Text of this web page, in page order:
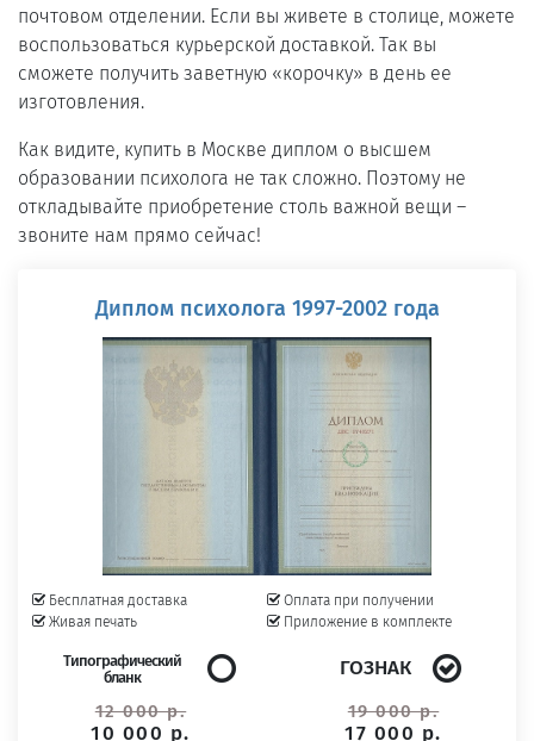
почтовом отделении. Если вы живете в столице, можете
воспользоваться курьерской доставкой. Так вы
сможете получить заветную «корочку» в день ее
изготовления.
Как видите, купить в Москве диплом о высшем
образовании психолога не так сложно. Поэтому не
откладывайте приобретение столь важной вещи ―
звоните нам прямо сейчас!
Диплом психолога 1997-2002 года
Бесплатная доставка
Живая печать
Оплата при получении
Приложение в комплекте
Типографический
бланк
12 000 р.
10 000 р.
ГОЗНАК
19 000 р.
17 000 р.